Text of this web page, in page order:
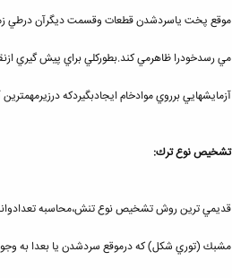
موقع پخت ياسردشدن قطعات وقسمت ديگرآن درطي
مي رسدخودرا ظاهرمي كند.بطوركلي براي پيش گيري
آزمايشهايي برروي موادخام ايجادبگيردكه
تشخيص نوع ترك:
قديمي ترين روش تشخيص نوع تنش،محاسبه
مشبك (توري شكل) كه درموقع سردشدن يا بعدا به